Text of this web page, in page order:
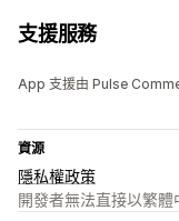
支援服務
App 支援由 Pulse
資源
隱私權政策
開發者無法直接以繁體